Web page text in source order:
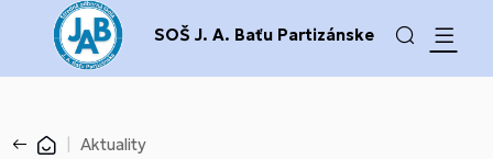
SOŠ J. A. Baťu Partizánske
Aktuality